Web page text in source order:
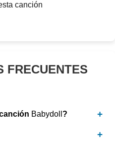
canción
FRECUENTES
Babydoll ?